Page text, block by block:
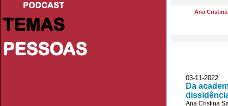
PODCAST
TEMAS
PESSOAS
Ana
03-11-
Da
Ana Cristina